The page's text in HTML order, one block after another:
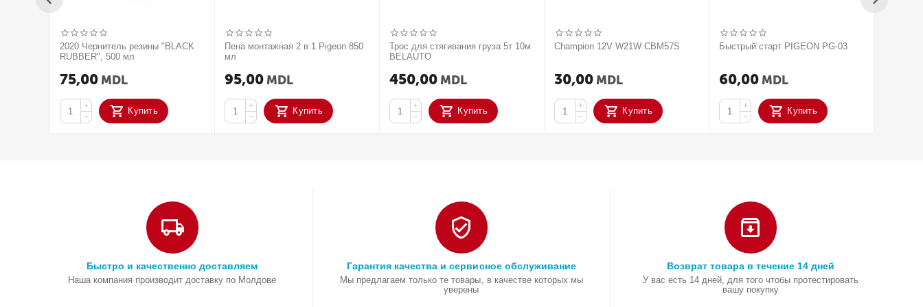
2020 Чернитель резины "BLACK
RUBBER", 500 мл
75,00 MDL
+
−
Купить
Пена монтажная 2 в 1 Pigeon 850
мл
95,00 MDL
+
−
Купить
Трос для стягивания груза 5т 10м
BELAUTO
450,00 MDL
+
−
Купить
Champion 12V W21W CBM57S
30,00 MDL
+
−
Купить
Быстрый старт PIGEON PG-03
60,00 MDL
+
−
Купить
Быстро и качественно доставляем
Наша компания производит доставку по Молдове
Гарантия качества и сервисное обслуживание
Мы предлагаем только те товары, в качестве которых мы
уверены
Возврат товара в течение 14 дней
У вас есть 14 дней, для того чтобы протестировать
вашу покупку